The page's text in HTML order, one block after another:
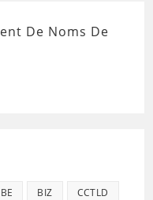
De Noms De
BE BIZ CCTLD